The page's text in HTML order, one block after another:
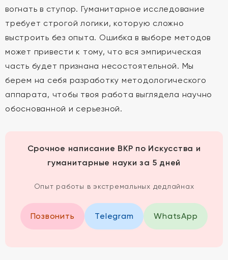
вогнать в ступор. Гуманитарное исследование
требует строгой логики, которую сложно
выстроить без опыта. Ошибка в выборе методов
может привести к тому, что вся эмпирическая
часть будет признана несостоятельной. Мы
берем на себя разработку методологического
аппарата, чтобы твоя работа выглядела научно
обоснованной и серьезной.
Срочное написание ВКР по Искусства и
гуманитарные науки за 5 дней
Опыт работы в экстремальных дедлайнах
Позвонить Telegram WhatsApp